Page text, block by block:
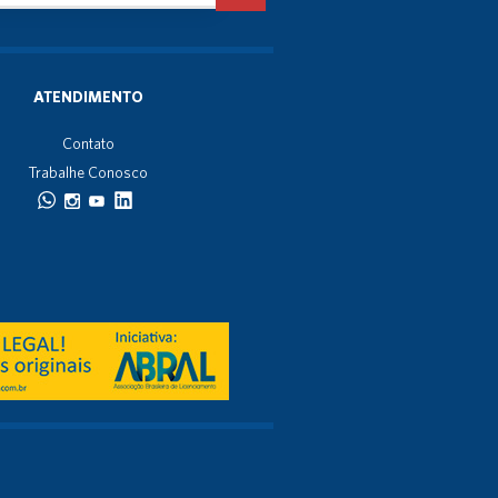
ATENDIMENTO
Contato
Trabalhe Conosco